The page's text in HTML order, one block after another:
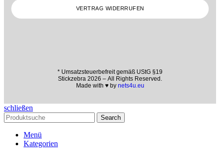
VERTRAG WIDERRUFEN
* Umsatzsteuerbefreit gemäß UStG §19
Stickzebra 2026 – All Rights Reserved.
Made with ♥ by nets4u.eu
schließen
Search
Menü
Kategorien